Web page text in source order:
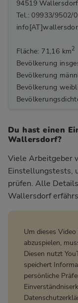
94519 Wallersdorf
Tel.: 09933/9502/0
Fläche: 71,16 km2
Bevölkerung
Bevölkerung
Bevölkerung
Du hast einen
Wallersdorf?
Viele Arbeitgeber
Einstellungstests,
prüfen. Alle
Wallersdorf
Um dieses
abzuspielen,
Diesen nutzt
speichert
persönliche